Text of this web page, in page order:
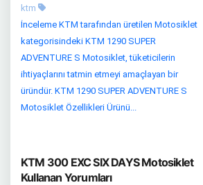
ktm
İnceleme KTM tarafından üretilen Motosiklet
kategorisindeki KTM 1290 SUPER
ADVENTURE S Motosiklet, tüketicilerin
ihtiyaçlarını tatmin etmeyi amaçlayan bir
üründür. KTM 1290 SUPER ADVENTURE S
Motosiklet Özellikleri Ürünü...
KTM 300 EXC SIX DAYS Motosiklet
Kullanan Yorumları